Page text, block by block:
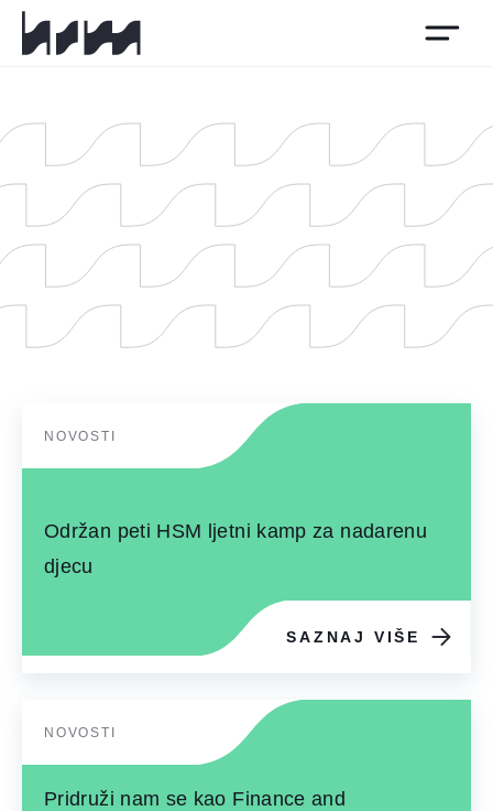
HSM
NOVOSTI
Održan peti HSM ljetni kamp za nadarenu
djecu
SAZNAJ VIŠE
NOVOSTI
Pridruži nam se kao Finance and